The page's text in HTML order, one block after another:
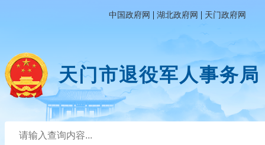
中国政府网 | 湖北政府网 | 天门政府网
天门市退役军人事务局